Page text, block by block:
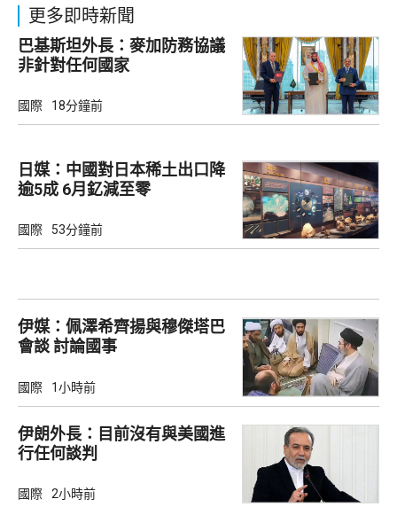
更多即時新聞
巴基斯坦外長：麥加防務協議
非針對任何國家
國際 18分鐘前
日媒：中國對日本稀土出口降
逾5成 6月釔減至零
國際 53分鐘前
伊媒：佩澤希齊揚與穆傑塔巴
會談 討論國事
國際 1小時前
伊朗外長：目前沒有與美國進
行任何談判
國際 2小時前